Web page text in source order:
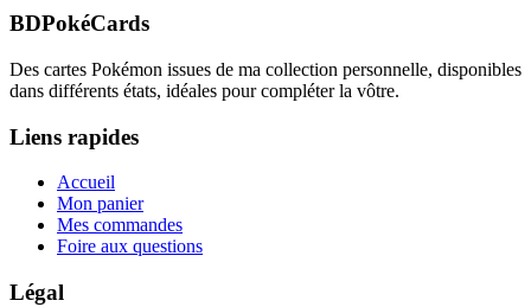
BDPokéCards
Des cartes Pokémon issues de ma collection personnelle, disponibles
dans différents états, idéales pour compléter la vôtre.
Liens rapides
Accueil
Mon panier
Mes commandes
Foire aux questions
Légal